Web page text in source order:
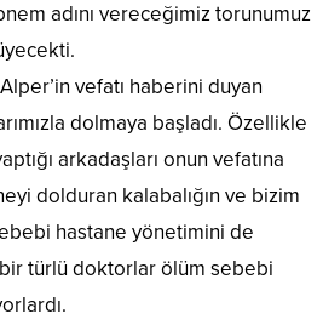
adını vereceğimiz torunumuz
vefatı haberini duyan
dolmaya başladı. Özellikle
arkadaşları onun vefatına
dolduran kalabalığın ve bizim
hastane yönetimini de
türlü doktorlar ölüm sebebi